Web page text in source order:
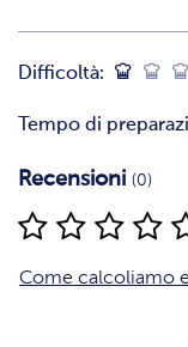
Difficoltà:
Tempo di
Recensioni (0)
Come calcoliamo